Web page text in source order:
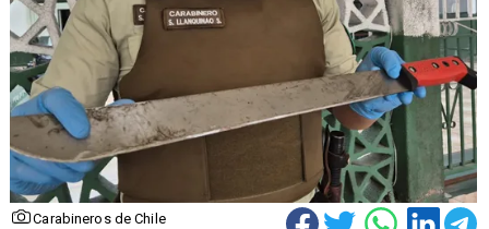
Carabineros de Chile